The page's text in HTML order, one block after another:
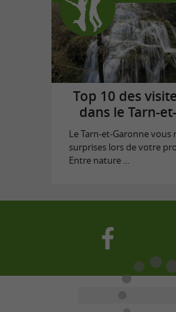
Top 10 des
dans le Tarn-
Le Tarn-et-Garonne vous
surprises lors de votre
Entre nature ...